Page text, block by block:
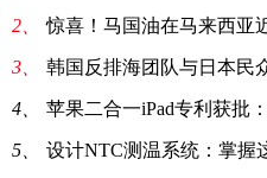
2、 惊喜！马国油在马来西亚
3、 韩国反排海团队与日本民众共
4、 苹果二合一iPad专利获批：
5、 设计NTC测温系统：掌握